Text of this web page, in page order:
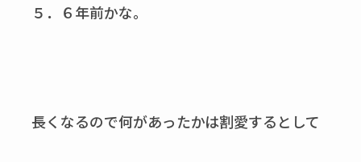
５．６年前かな。
長くなるので何があったかは割愛するとして